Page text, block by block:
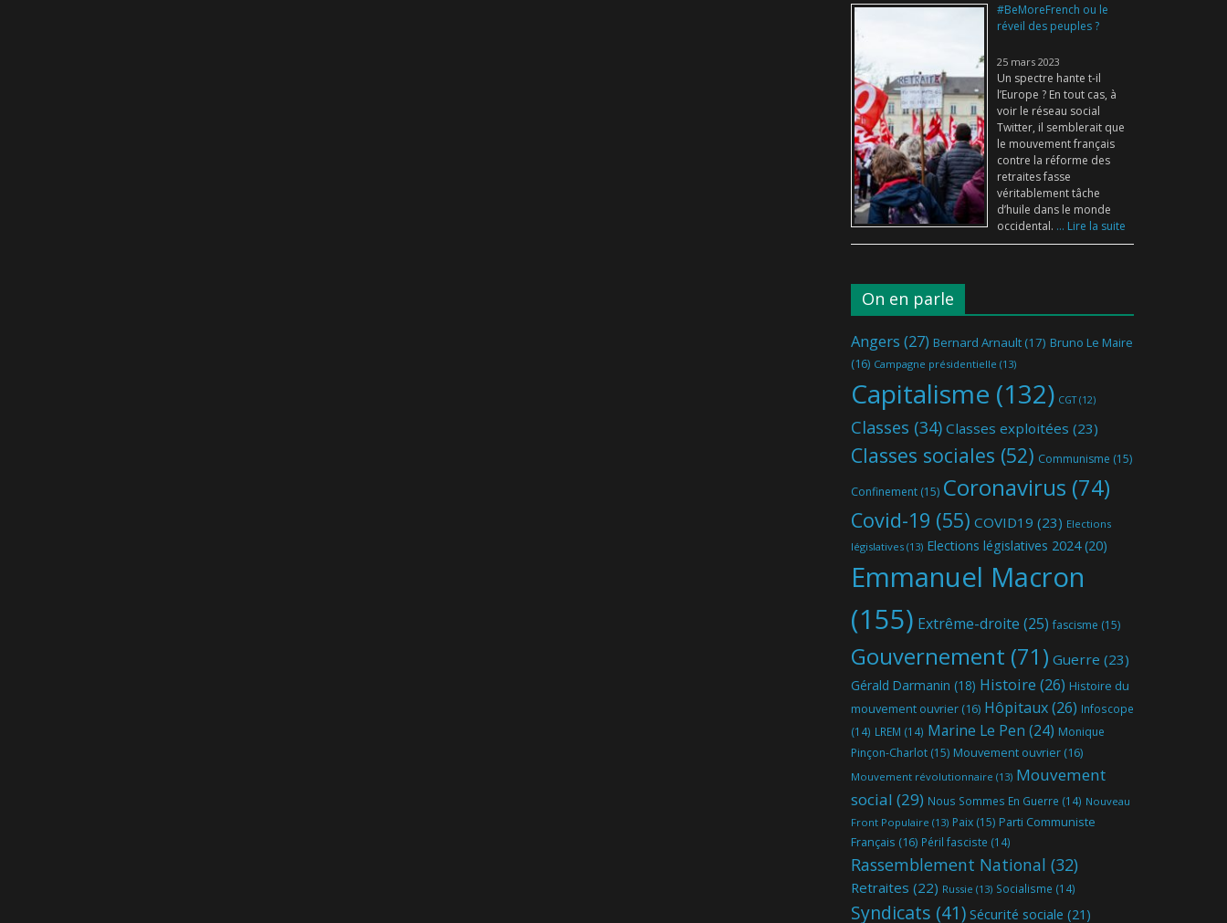
#BeMoreFrench ou le
réveil des peuples ?
25 mars 2023
Un spectre hante t-il
l’Europe ? En tout cas, à
voir le réseau social
Twitter, il semblerait que
le mouvement français
contre la réforme des
retraites fasse
véritablement tâche
d’huile dans le monde
occidental. ... Lire la suite
On en parle
Angers (27) Bernard Arnault (17) Bruno Le Maire
(16) Campagne présidentielle (13)
Capitalisme (132) CGT(12)
Classes (34) Classes exploitées (23)
Classes sociales (52) Communisme (15)
Confinement (15) Coronavirus (74)
Covid-19 (55) COVID19 (23) Elections
législatives (13) Elections législatives 2024(20)
Emmanuel Macron
(155) Extrême-droite (25) fascisme (15)
Gouvernement (71) Guerre (23)
Gérald Darmanin (18) Histoire (26) Histoire du
mouvement ouvrier (16) Hôpitaux(26) Infoscope
(14) LREM (14) Marine Le Pen (24) Monique
Pinçon-Charlot (15) Mouvement ouvrier (16)
Mouvement révolutionnaire (13) Mouvement
social (29) Nous Sommes En Guerre (14) Nouveau
Front Populaire (13) Paix (15) Parti Communiste
Français (16) Péril fasciste (14)
Rassemblement National (32)
Retraites (22) Russie (13) Socialisme (14)
Syndicats (41) Sécurité sociale (21)